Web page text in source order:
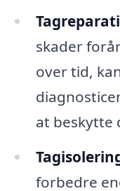
skader
over tid,
at beskytte
forbedre